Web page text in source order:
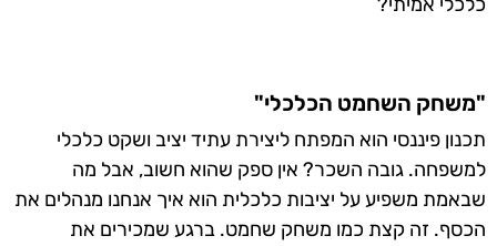
"משחק השחמט הכלכלי"
תכנון פיננסי הוא המפתח ליצירת עתיד יציב ושקט כלכלי
למשפחה. גובה השכר? אין ספק שהוא חשוב, אבל מה
שבאמת משפיע על יציבות כלכלית הוא איך אנחנו מנהלים את
הכסף. זה קצת כמו משחק שחמט. ברגע שמכירים את